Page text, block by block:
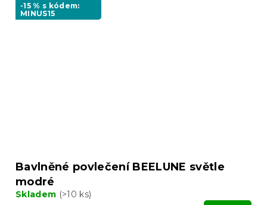
-15 % s kódem:
MINUS15
Bavlněné povlečení BEELUNE světle
modré
Skladem (>10 ks)